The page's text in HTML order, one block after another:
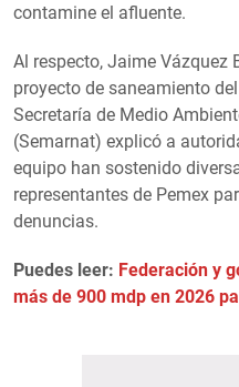
contamine el afluente.
Al respecto, Jaime Vázquez
proyecto de saneamiento
Secretaría de Medio
(Semarnat) explicó a
equipo han sostenido
representantes de Pemex
denuncias.
Puedes leer: Federación y
más de 900 mdp en 2026